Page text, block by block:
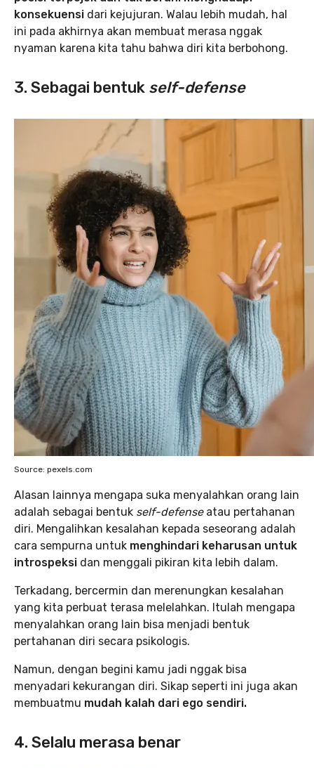
konsekuensi dari kejujuran. Walau lebih mudah, hal
ini pada akhirnya akan membuat merasa nggak
nyaman karena kita tahu bahwa diri kita berbohong.
3. Sebagai bentuk self-defense
Source: pexels.com
Alasan lainnya mengapa suka menyalahkan orang lain
adalah sebagai bentuk self-defense atau pertahanan
diri. Mengalihkan kesalahan kepada seseorang adalah
cara sempurna untuk menghindari keharusan untuk
introspeksi dan menggali pikiran kita lebih dalam.
Terkadang, bercermin dan merenungkan kesalahan
yang kita perbuat terasa melelahkan. Itulah mengapa
menyalahkan orang lain bisa menjadi bentuk
pertahanan diri secara psikologis.
Namun, dengan begini kamu jadi nggak bisa
menyadari kekurangan diri. Sikap seperti ini juga akan
membuatmu mudah kalah dari ego sendiri.
4. Selalu merasa benar